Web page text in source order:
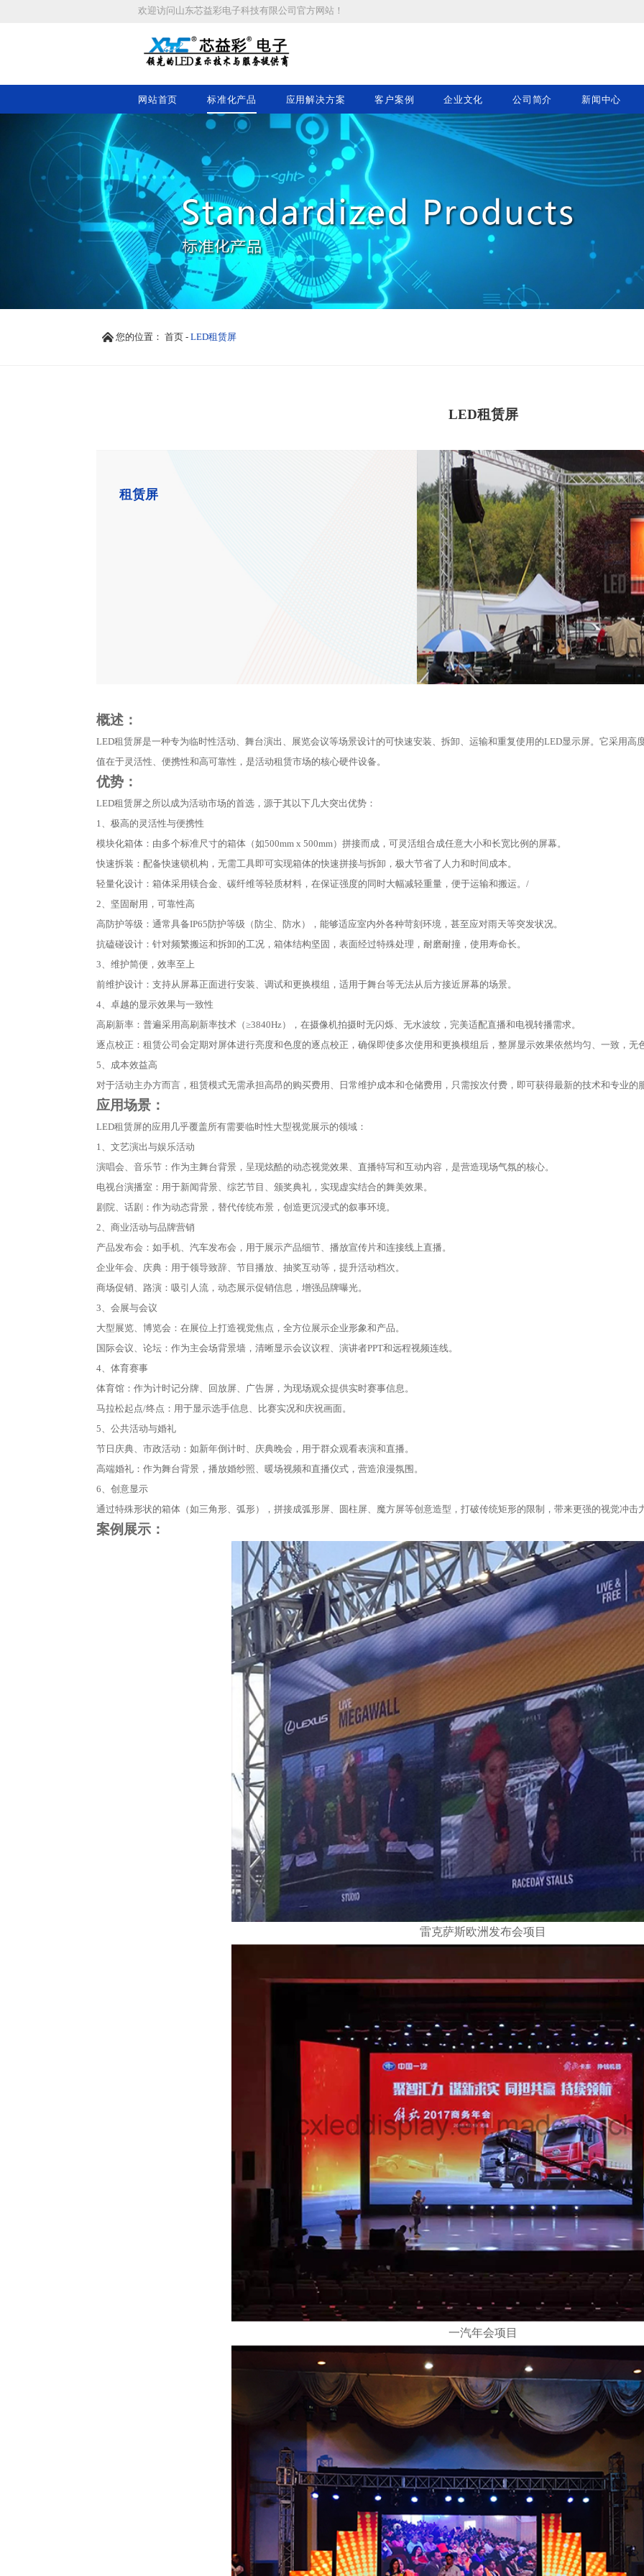
欢迎访问 山东芯益彩电子科技有限公司 官方网站 ！
网站首页 标准化产品 应用解决方案 客户案例 企业文化 公司简介 新闻中心
您的位置： 首页 - LED租赁屏
LED租赁屏
租赁屏
概述：
LED租赁屏是一种专为临时性活动、舞台演出、展览会议等场景设计的可快速安装、拆卸、运输和重复使用的LED显示屏。它采用
值在于灵活性、便携性和高可靠性，是活动租赁市场的核心硬件设备。
优势：
LED租赁屏之所以成为活动市场的首选，源于其以下几大突出优势：
1、极高的灵活性与便携性
模块化箱体：由多个标准尺寸的箱体（如500mm x 500mm）拼接而成，可灵活组合成任意大小和长宽比例的屏幕。
快速拆装：配备快速锁机构，无需工具即可实现箱体的快速拼接与拆卸，极大节省了人力和时间成本。
轻量化设计：箱体采用镁合金、碳纤维等轻质材料，在保证强度的同时大幅减轻重量，便于运输和搬运。/
2、坚固耐用，可靠性高
高防护等级：通常具备IP65防护等级（防尘、防水），能够适应室内外各种苛刻环境，甚至应对雨天等突发状况。
抗磕碰设计：针对频繁搬运和拆卸的工况，箱体结构坚固，表面经过特殊处理，耐磨耐撞，使用寿命长。
3、维护简便，效率至上
前维护设计：支持从屏幕正面进行安装、调试和更换模组，适用于舞台等无法从后方接近屏幕的场景。
4、卓越的显示效果与一致性
高刷新率：普遍采用高刷新率技术（≥3840Hz），在摄像机拍摄时无闪烁、无水波纹，完美适配直播和电视转播需求。
逐点校正：租赁公司会定期对屏体进行亮度和色度的逐点校正，确保即使多次使用和更换模组后，整屏显示效果依然均匀、一致，无
5、成本效益高
对于活动主办方而言，租赁模式无需承担高昂的购买费用、日常维护成本和仓储费用，只需按次付费，即可获得最新的技术和专业的
应用场景：
LED租赁屏的应用几乎覆盖所有需要临时性大型视觉展示的领域：
1、文艺演出与娱乐活动
演唱会、音乐节：作为主舞台背景，呈现炫酷的动态视觉效果、直播特写和互动内容，是营造现场气氛的核心。
电视台演播室：用于新闻背景、综艺节目、颁奖典礼，实现虚实结合的舞美效果。
剧院、话剧：作为动态背景，替代传统布景，创造更沉浸式的叙事环境。
2、商业活动与品牌营销
产品发布会：如手机、汽车发布会，用于展示产品细节、播放宣传片和连接线上直播。
企业年会、庆典：用于领导致辞、节目播放、抽奖互动等，提升活动档次。
商场促销、路演：吸引人流，动态展示促销信息，增强品牌曝光。
3、会展与会议
大型展览、博览会：在展位上打造视觉焦点，全方位展示企业形象和产品。
国际会议、论坛：作为主会场背景墙，清晰显示会议议程、演讲者PPT和远程视频连线。
4、体育赛事
体育馆：作为计时记分牌、回放屏、广告屏，为现场观众提供实时赛事信息。
马拉松起点/终点：用于显示选手信息、比赛实况和庆祝画面。
5、公共活动与婚礼
节日庆典、市政活动：如新年倒计时、庆典晚会，用于群众观看表演和直播。
高端婚礼：作为舞台背景，播放婚纱照、暖场视频和直播仪式，营造浪漫氛围。
6、创意显示
通过特殊形状的箱体（如三角形、弧形），拼接成弧形屏、圆柱屏、魔方屏等创意造型，打破传统矩形的限制，带来更强的视觉冲击
案例展示：
雷克萨斯欧洲发布会项目
一汽年会项目